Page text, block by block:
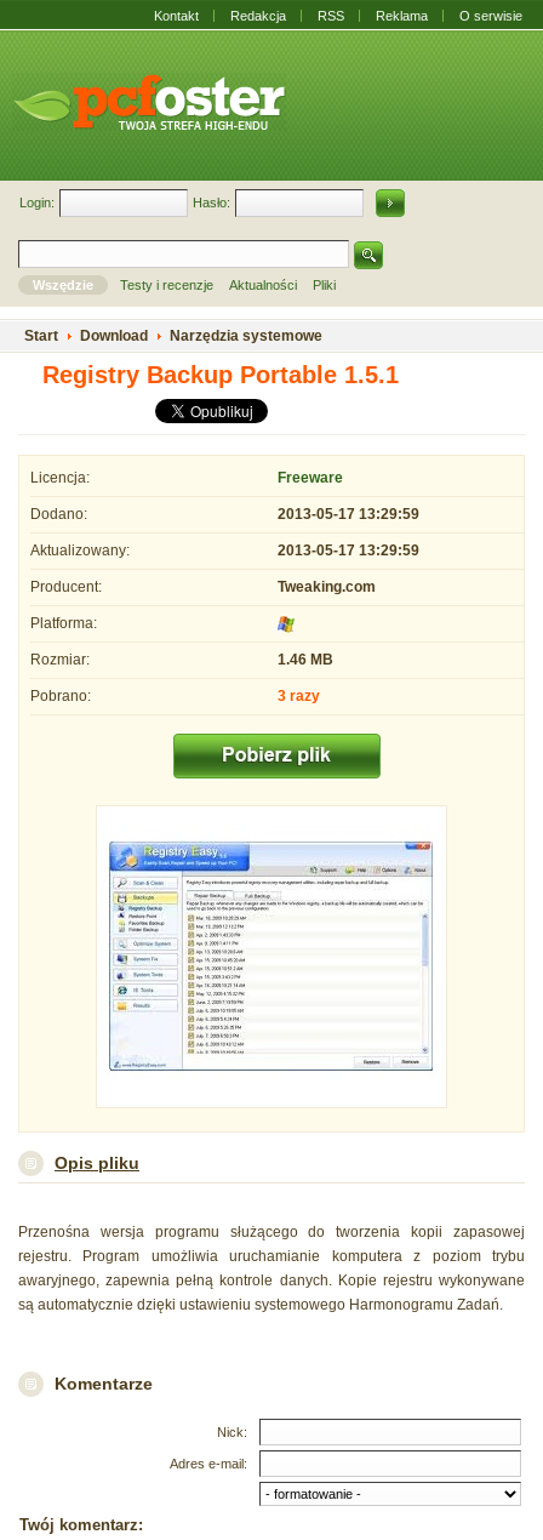
Kontakt Redakcja RSS Reklama O serwisie
Login: Hasło:
Wszędzie Testy i recenzje Aktualności Pliki
Start Download Narzędzia systemowe
Registry Backup Portable 1.5.1
Licencja: Freeware
Dodano: 2013-05-17 13:29:59
Aktualizowany: 2013-05-17 13:29:59
Producent: Tweaking.com
Platforma:
Rozmiar: 1.46 MB
Pobrano: 3 razy
Opis pliku
Przenośna wersja programu służącego do tworzenia kopii zapasowej
rejestru. Program umożliwia uruchamianie komputera z poziom trybu
awaryjnego, zapewnia pełną kontrole danych. Kopie rejestru wykonywane
są automatycznie dzięki ustawieniu systemowego Harmonogramu Zadań.
Komentarze
Nick:
Adres e-mail:
Twój komentarz: